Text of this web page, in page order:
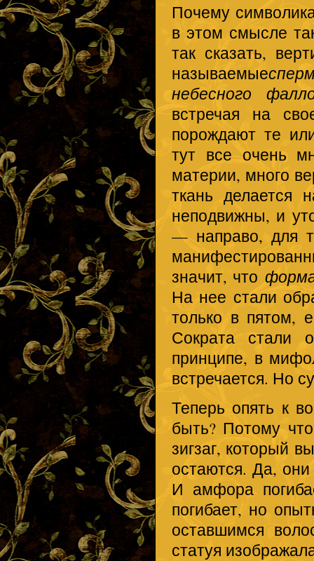
Почему
в этом смысле
так сказать,
называемые
небесного
встречая на
порождают те
тут все очень
материи, много
ткань делается
неподвижны, и
— направо, для
значит, что
На нее стали
только в пятом,
Сократа стали
принципе, в
встречается. Но
Теперь опять к
быть? Потому
зигзаг, который
остаются. Да,
И амфора
погибает, но
оставшимся
статуя